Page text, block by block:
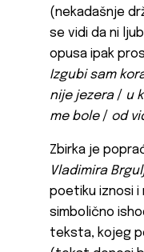
(nekadašnje
se vidi da ni
opusa ipak
Izgubi sam
nije jezera/ u
me bole/ od
Zbirka je
Vladimira
poetiku iznosi i
simbolično
teksta, kojeg